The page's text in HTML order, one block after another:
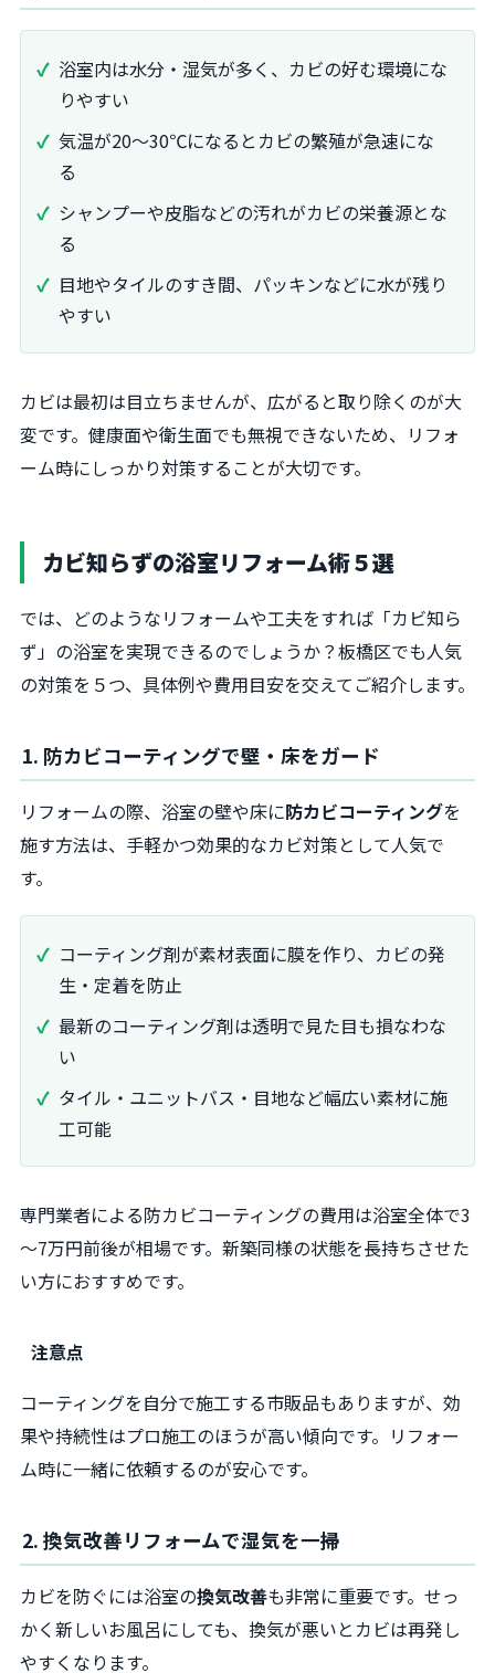
浴室内は水分・湿気が多く、カビの好む環境にな
りやすい
気温が20～30℃になるとカビの繁殖が急速にな
る
シャンプーや皮脂などの汚れがカビの栄養源とな
る
目地やタイルのすき間、パッキンなどに水が残り
やすい
カビは最初は目立ちませんが、広がると取り除くのが大
変です。健康面や衛生面でも無視できないため、リフォ
ーム時にしっかり対策することが大切です。
カビ知らずの浴室リフォーム術５選
では、どのようなリフォームや工夫をすれば「カビ知ら
ず」の浴室を実現できるのでしょうか？板橋区でも人気
の対策を５つ、具体例や費用目安を交えてご紹介します。
1. 防カビコーティングで壁・床をガード
リフォームの際、浴室の壁や床に防カビコーティングを
施す方法は、手軽かつ効果的なカビ対策として人気で
す。
コーティング剤が素材表面に膜を作り、カビの発
生・定着を防止
最新のコーティング剤は透明で見た目も損なわな
い
タイル・ユニットバス・目地など幅広い素材に施
工可能
専門業者による防カビコーティングの費用は浴室全体で3
～7万円前後が相場です。新築同様の状態を長持ちさせた
い方におすすめです。
注意点
コーティングを自分で施工する市販品もありますが、効
果や持続性はプロ施工のほうが高い傾向です。リフォー
ム時に一緒に依頼するのが安心です。
2. 換気改善リフォームで湿気を一掃
カビを防ぐには浴室の換気改善も非常に重要です。せっ
かく新しいお風呂にしても、換気が悪いとカビは再発し
やすくなります。